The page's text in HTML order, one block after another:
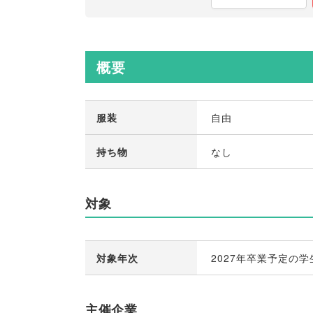
概要
服装 自由
持ち物 なし
対象
対象年次 2027年卒業予定の学